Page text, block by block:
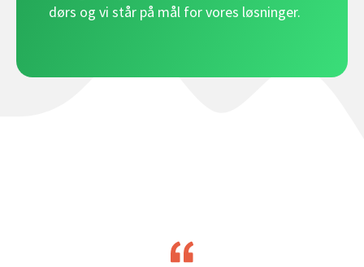
dørs og vi står på mål for vores løsninger.